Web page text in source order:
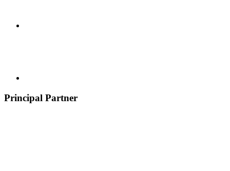
Principal Partner